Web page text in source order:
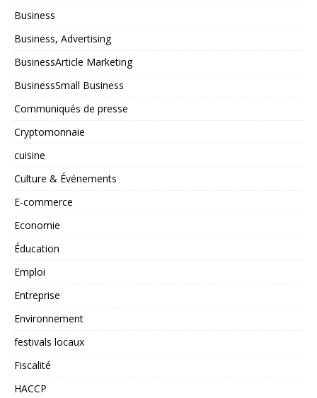
Business
Business, Advertising
BusinessArticle Marketing
BusinessSmall Business
Communiqués de presse
Cryptomonnaie
cuisine
Culture & Événements
E-commerce
Economie
Éducation
Emploi
Entreprise
Environnement
festivals locaux
Fiscalité
HACCP